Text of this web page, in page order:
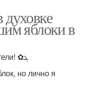
яблоки в
Здравствуйте Уважаемые читатели! ✿ܓ
но лично я